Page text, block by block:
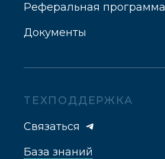
Реферальная программа
Документы
ТЕХПОДДЕРЖКА
Связаться
База знаний